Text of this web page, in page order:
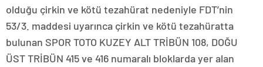
olduğu çirkin ve kötü tezahürat nedeniyle FDT’nin
53/3. maddesi uyarınca çirkin ve kötü tezahüratta
bulunan SPOR TOTO KUZEY ALT TRİBÜN 108, DOĞU
ÜST TRİBÜN 415 ve 416 numaralı bloklarda yer alan